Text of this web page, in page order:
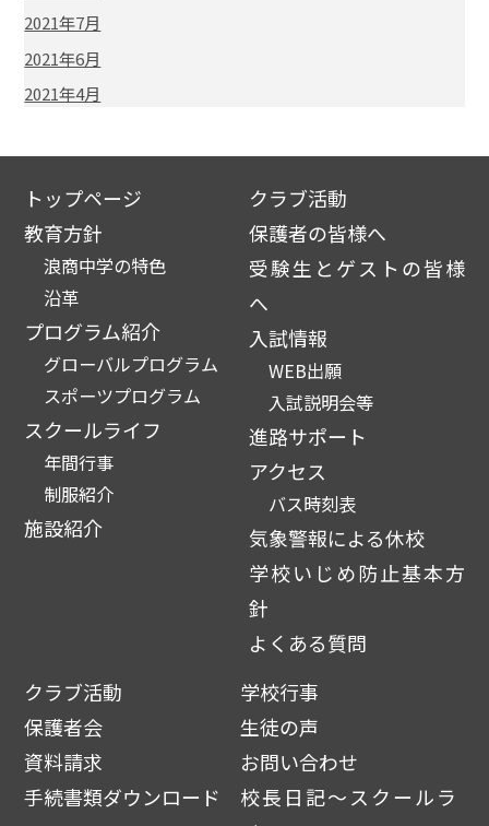
2021年7月
2021年6月
2021年4月
トップページ
教育方針
浪商中学の特色
沿革
プログラム紹介
グローバルプログラム
スポーツプログラム
スクールライフ
年間行事
制服紹介
施設紹介
クラブ活動
保護者の皆様へ
受験生とゲストの皆様
へ
入試情報
WEB出願
入試説明会等
進路サポート
アクセス
バス時刻表
気象警報による休校
学校いじめ防止基本方
針
よくある質問
クラブ活動
学校行事
保護者会
生徒の声
資料請求
お問い合わせ
手続書類ダウンロード
校長日記～スクールラ